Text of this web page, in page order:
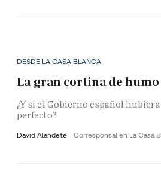
DESDE LA CASA BLANCA
La gran cortina de humo
¿Y si el Gobierno español
perfecto?
David Alandete Corresponsal en La Casa